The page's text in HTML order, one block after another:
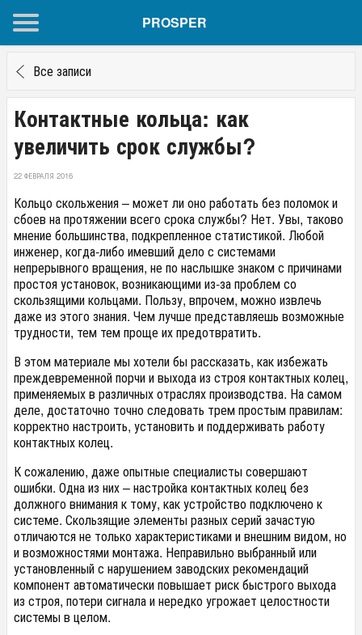
PROSPER
Все записи
Контактные кольца: как
увеличить срок службы?
22 ФЕВРАЛЯ 2016
Кольцо скольжения – может ли оно работать без поломок и
сбоев на протяжении всего срока службы? Нет. Увы, таково
мнение большинства, подкрепленное статистикой. Любой
инженер, когда-либо имевший дело с системами
непрерывного вращения, не по наслышке знаком с причинами
простоя установок, возникающими из-за проблем со
скользящими кольцами. Пользу, впрочем, можно извлечь
даже из этого знания. Чем лучше представляешь возможные
трудности, тем тем проще их предотвратить.
В этом материале мы хотели бы рассказать, как избежать
преждевременной порчи и выхода из строя контактных колец,
применяемых в различных отраслях производства. На самом
деле, достаточно точно следовать трем простым правилам:
корректно настроить, установить и поддерживать работу
контактных колец.
К сожалению, даже опытные специалисты совершают
ошибки. Одна из них – настройка контактных колец без
должного внимания к тому, как устройство подключено к
системе. Скользящие элементы разных серий зачастую
отличаются не только характеристиками и внешним видом, но
и возможностями монтажа. Неправильно выбранный или
установленный с нарушением заводских рекомендаций
компонент автоматически повышает риск быстрого выхода
из строя, потери сигнала и нередко угрожает целостности
системы в целом.